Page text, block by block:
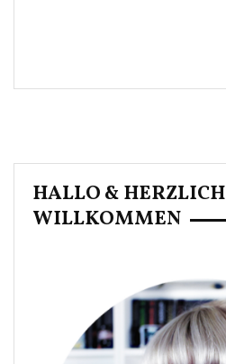
HALLO & HERZLICH
WILLKOMMEN